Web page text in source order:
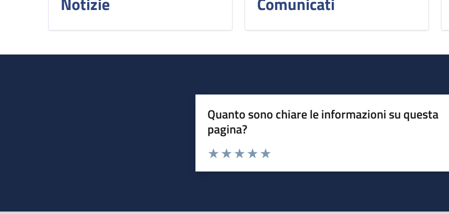
Quanto sono chiare le informazioni su questa
pagina?
Valuta da 1 a 5 stelle la pagina